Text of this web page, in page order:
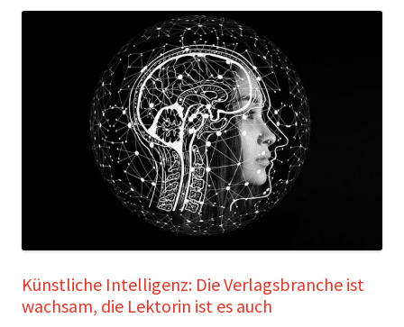
Künstliche Intelligenz: Die Verlagsbranche ist
wachsam, die Lektorin ist es auch